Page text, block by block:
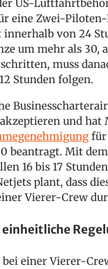
US-
eine Zwei-Piloten-
innerhalb von 24
um mehr als 30,
muss
Stunden folgen.
und hat
für
beantragt. Mit
16 bis 17
plant, dass
Vierer-Crew
einer Vierer-